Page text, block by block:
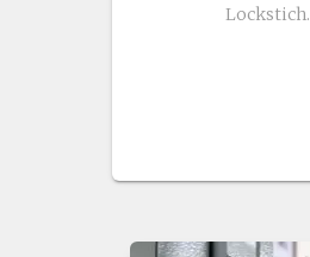
Lockstich.